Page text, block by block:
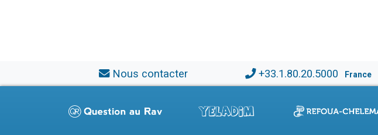
Nous contacter +33.1.80.20.5000 France